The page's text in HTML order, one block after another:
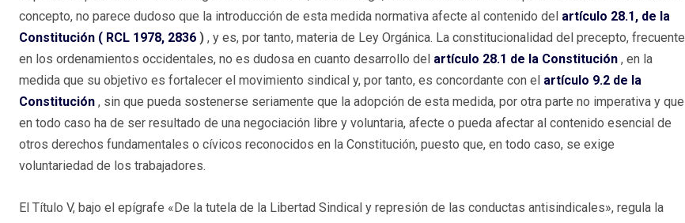
concepto, no parece dudoso que la introducción de esta medida normativa afecte al contenido del artículo 28.1, de la
Constitución ( RCL 1978, 2836 ) , y es, por tanto, materia de Ley Orgánica. La constitucionalidad del precepto, frecuente
en los ordenamientos occidentales, no es dudosa en cuanto desarrollo del artículo 28.1 de la Constitución , en la
medida que su objetivo es fortalecer el movimiento sindical y, por tanto, es concordante con el artículo 9.2 de la
Constitución , sin que pueda sostenerse seriamente que la adopción de esta medida, por otra parte no imperativa y que
en todo caso ha de ser resultado de una negociación libre y voluntaria, afecte o pueda afectar al contenido esencial de
otros derechos fundamentales o cívicos reconocidos en la Constitución, puesto que, en todo caso, se exige
voluntariedad de los trabajadores.
El Título V, bajo el epígrafe «De la tutela de la Libertad Sindical y represión de las conductas antisindicales», regula la